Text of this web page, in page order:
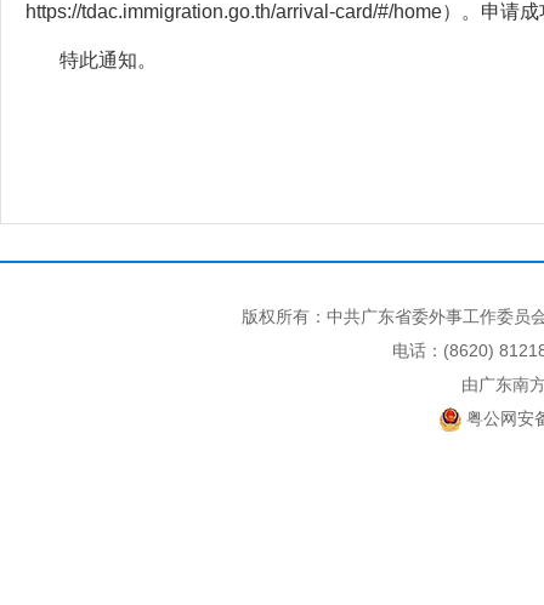
https://tdac.immigration.go.th/arrival-card/#/home）。 申请
特此通知。
版权所有：中共广东省委外事工作委
电话：(8620)
由广东南
粤公网安